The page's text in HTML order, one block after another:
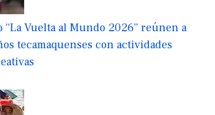
“La Vuelta al Mundo 2026” reúnen a
tecamaquenses con actividades